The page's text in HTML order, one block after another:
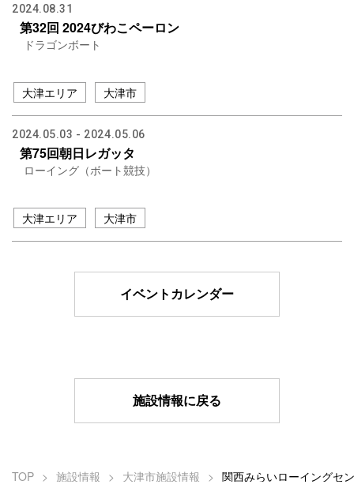
TOP 施設情報 大津市施設情報
2024.08.31
第32回 2024びわこペーロン
ドラゴンボート
大津エリア 大津市
2024.05.03 - 2024.05.06
第75回朝日レガッタ
ローイング（ボート競技）
大津エリア 大津市
イベントカレンダー
施設情報に戻る